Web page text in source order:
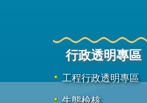
行政透明專區
工程行政透明專區
生態檢核